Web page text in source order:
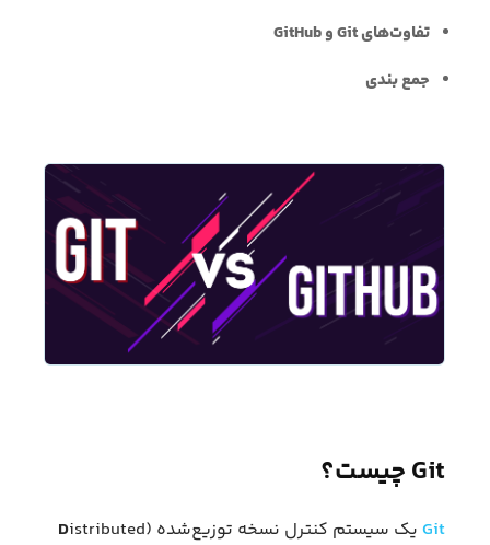
تفاوت‌های Git و GitHub
جمع بندی
Git چیست؟
Git یک سیستم کنترل نسخه توزیع‌شده ( Distributed